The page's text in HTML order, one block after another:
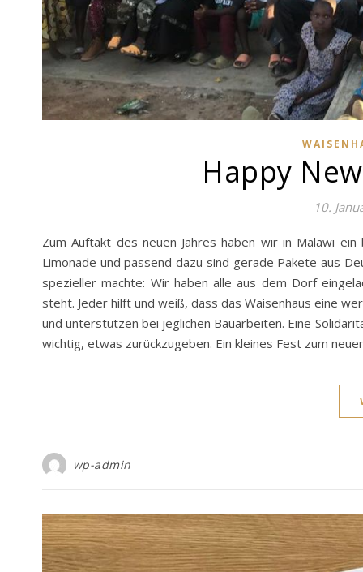
Happy
10.
Zum Auftakt des neuen Jahres haben wir in Malawi
Limonade und passend dazu sind gerade Pakete aus
spezieller machte: Wir haben alle aus dem Dorf
steht. Jeder hilft und weiß, dass das Waisenhaus eine
und unterstützen bei jeglichen Bauarbeiten. Eine
wichtig, etwas zurückzugeben. Ein kleines Fest zum
wp-admin